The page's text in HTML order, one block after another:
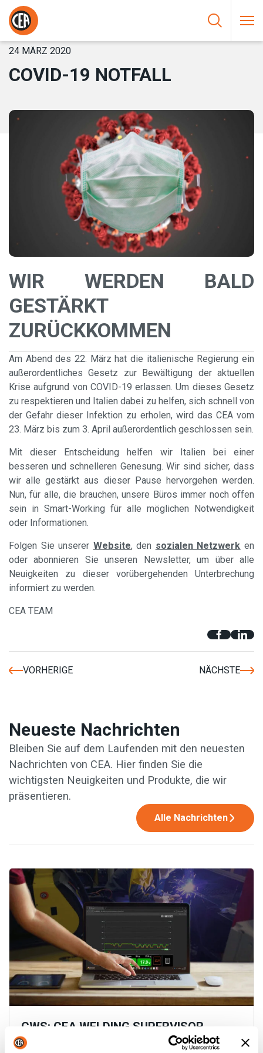
Zum Inhalt springen
HOME/
24 MÄRZ 2020
COVID-19 NOTFALL
WIR WERDEN BALD
GESTÄRKT
ZURÜCKKOMMEN
Am Abend des 22. März hat die italienische Regierung ein
außerordentliches Gesetz zur Bewältigung der aktuellen
Krise aufgrund von COVID-19 erlassen. Um dieses Gesetz
zu respektieren und Italien dabei zu helfen, sich schnell von
der Gefahr dieser Infektion zu erholen, wird das CEA vom
23. März bis zum 3. April außerordentlich geschlossen sein.
Mit dieser Entscheidung helfen wir Italien bei einer
besseren und schnelleren Genesung. Wir sind sicher, dass
wir alle gestärkt aus dieser Pause hervorgehen werden.
Nun, für alle, die brauchen, unsere Büros immer noch offen
sein in Smart-Working für alle möglichen Notwendigkeit
oder Informationen.
Folgen Sie unserer Website, den sozialen Netzwerk en
oder abonnieren Sie unseren Newsletter, um über alle
Neuigkeiten zu dieser vorübergehenden Unterbrechung
informiert zu werden.
CEA TEAM
VORHERIGE NÄCHSTE
Neueste Nachrichten
Bleiben Sie auf dem Laufenden mit den neuesten
Nachrichten von CEA. Hier finden Sie die
wichtigsten Neuigkeiten und Produkte, die wir
präsentieren.
Alle Nachrichten
CWS: CEA WELDING SUPERVISOR
Mehr lesen